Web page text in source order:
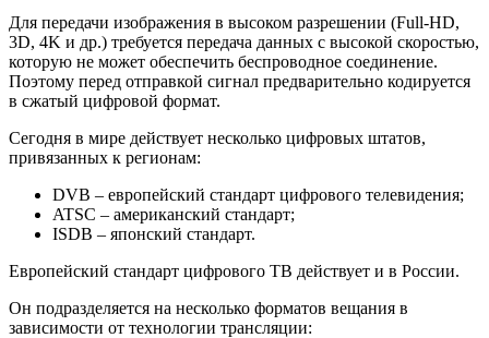
Для передачи изображения в высоком разрешении (Full-HD,
3D, 4K и др.) требуется передача данных с высокой скоростью,
которую не может обеспечить беспроводное соединение.
Поэтому перед отправкой сигнал предварительно кодируется
в сжатый цифровой формат.
Сегодня в мире действует несколько цифровых штатов,
привязанных к регионам:
DVB – европейский стандарт цифрового телевидения;
ATSC – американский стандарт;
ISDB – японский стандарт.
Европейский стандарт цифрового ТВ действует и в России.
Он подразделяется на несколько форматов вещания в
зависимости от технологии трансляции: